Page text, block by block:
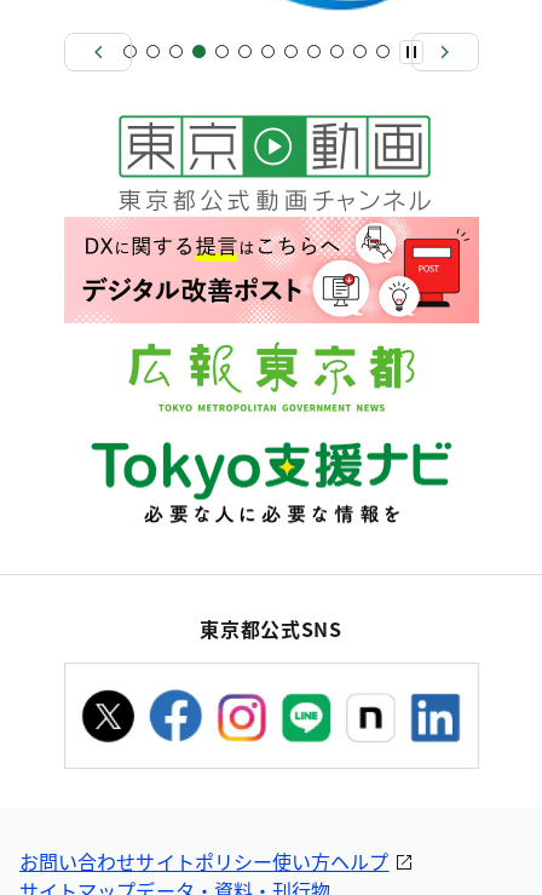
東京都公式SNS
お問い合わせサイトポリシー使い方ヘルプ